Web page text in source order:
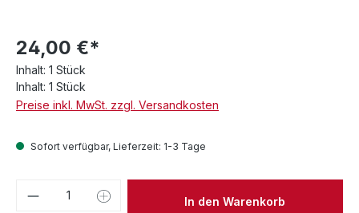
24,00 €*
Inhalt: 1 Stück
Inhalt: 1 Stück
Preise inkl. MwSt. zzgl. Versandkosten
Sofort verfügbar, Lieferzeit: 1-3 Tage
Produkt Anzahl: Gib denIn den Warenkorb